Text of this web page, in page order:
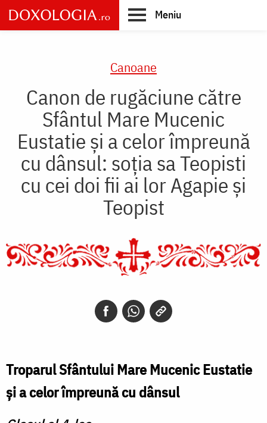
Skip
to
main
Meniu
Canoane
Canon de rugăciune către
Sfântul Mare Mucenic
Eustatie şi a celor împreună
cu dânsul: soţia sa Teopisti
cu cei doi fii ai lor Agapie şi
Teopist
Troparul Sfântului Mare Mucenic Eustatie
şi a celor împreună cu dânsul